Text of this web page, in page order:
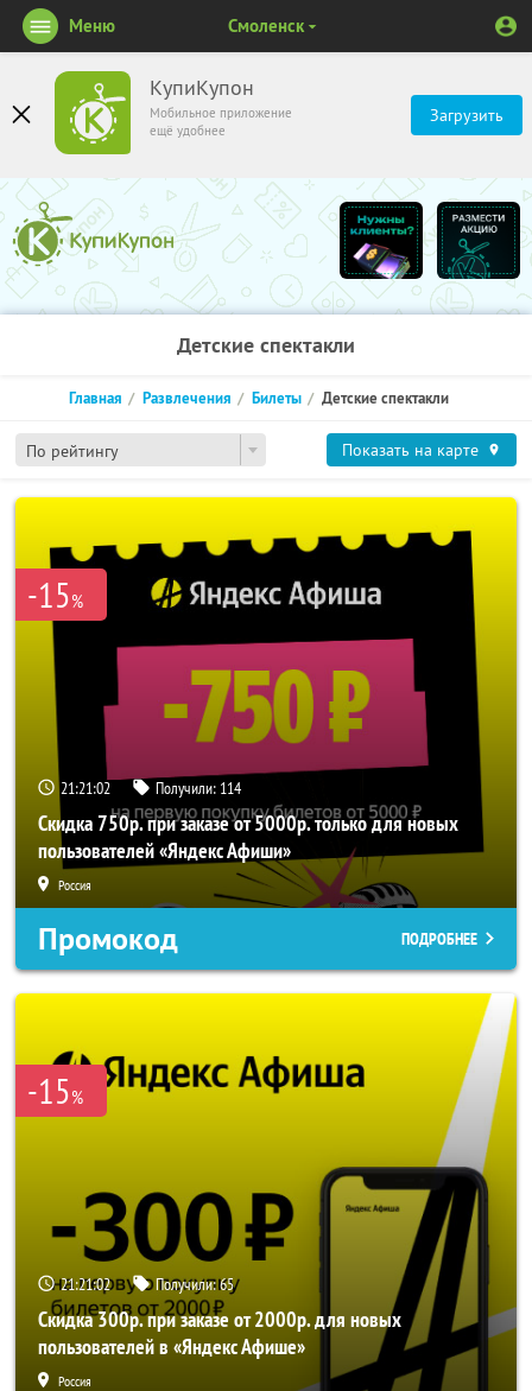
КупиКупон
Мобильное приложение
ещё удобнее
Загрузить
Меню Смоленск
Детские спектакли
По рейтингу
Главная Развлечения Билеты Детские спектакли
Показать на карте
-15%
21:21:02 Получили: 114
Скидка 750р. при заказе от 5000р. только для новых
пользователей «Яндекс Афиши»
Россия
Промокод ПОДРОБНЕЕ
-15%
21:21:02 Получили:65
Скидка 300р. при заказе от 2000р. для новых
пользователей в «Яндекс Афише»
Россия